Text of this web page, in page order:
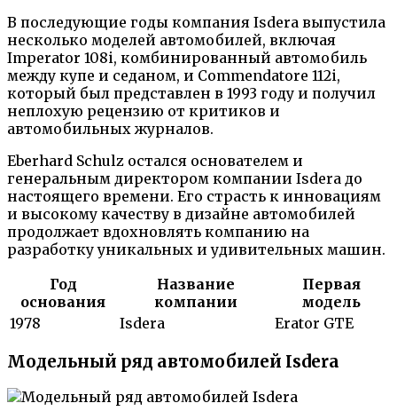
В последующие годы компания Isdera выпустила
несколько моделей автомобилей, включая
Imperator 108i, комбинированный автомобиль
между купе и седаном, и Commendatore 112i,
который был представлен в 1993 году и получил
неплохую рецензию от критиков и
автомобильных журналов.
Eberhard Schulz остался основателем и
генеральным директором компании Isdera до
настоящего времени. Его страсть к инновациям
и высокому качеству в дизайне автомобилей
продолжает вдохновлять компанию на
разработку уникальных и удивительных машин.
Год
основания
Название
компании
Первая
модель
1978
Isdera Erator GTE
Модельный ряд автомобилей Isdera